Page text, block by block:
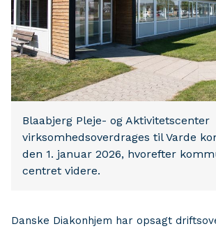
Blaabjerg Pleje- og Aktivitetscenter
virksomhedsoverdrages til Varde
den 1. januar 2026, hvorefter
centret videre.
Danske Diakonhjem har opsagt